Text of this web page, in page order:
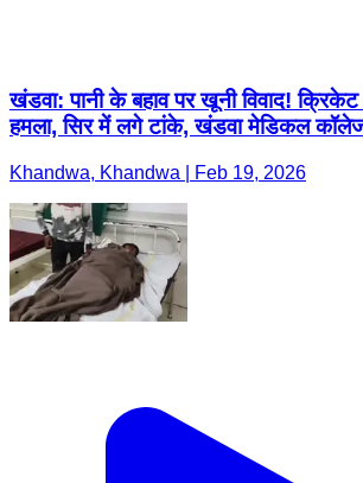
खंडवा: पानी के बहाव पर खूनी विवाद!
हमला, सिर में लगे टांके, खंडवा मेडिकल कॉलेज
Khandwa, Khandwa | Feb 19, 2026